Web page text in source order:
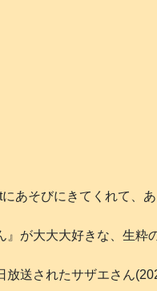
あそびにきてくれて、
』が大大大好きな、生粋
放送されたサザエさん